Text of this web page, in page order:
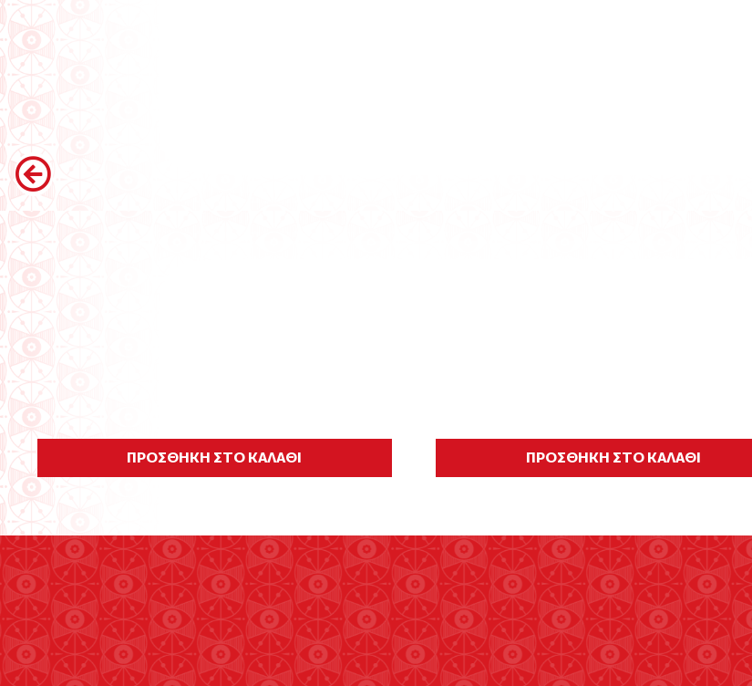
ΠΡΟΣΘΗΚΗ ΣΤΟ ΚΑΛΑΘΙ ΠΡΟΣΘΗΚΗ ΣΤΟ ΚΑΛΑΘΙ